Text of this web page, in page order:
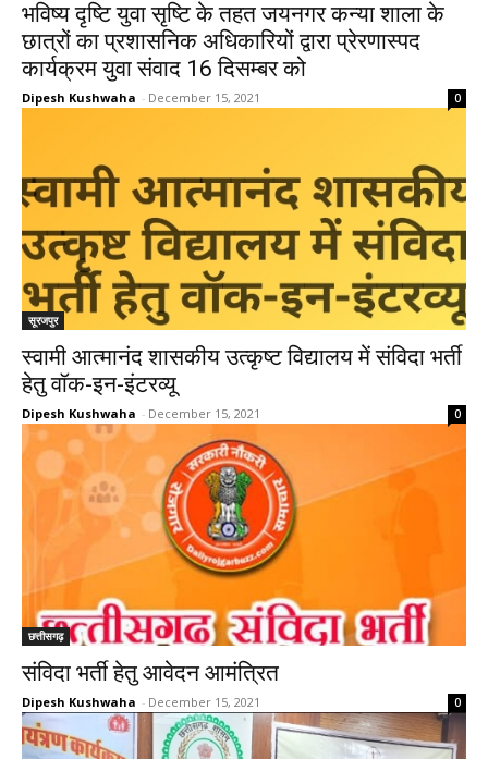
भविष्य दृष्टि युवा सृष्टि के तहत जयनगर कन्या शाला के
छात्रों का प्रशासनिक अधिकारियों द्वारा प्रेरणास्पद
कार्यक्रम युवा संवाद 16 दिसम्बर को
Dipesh Kushwaha - December 15, 2021 0
सूरजपुर
स्वामी आत्मानंद शासकीय उत्कृष्ट विद्यालय में संविदा भर्ती
हेतु वॉक-इन-इंटरव्यू
Dipesh Kushwaha - December 15, 2021 0
छत्तीसगढ़
संविदा भर्ती हेतु आवेदन आमंत्रित
Dipesh Kushwaha - December 15, 2021 0